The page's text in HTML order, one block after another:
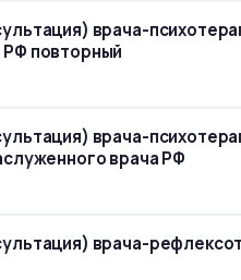
врача-
повторный
врача-
врача РФ
врача-